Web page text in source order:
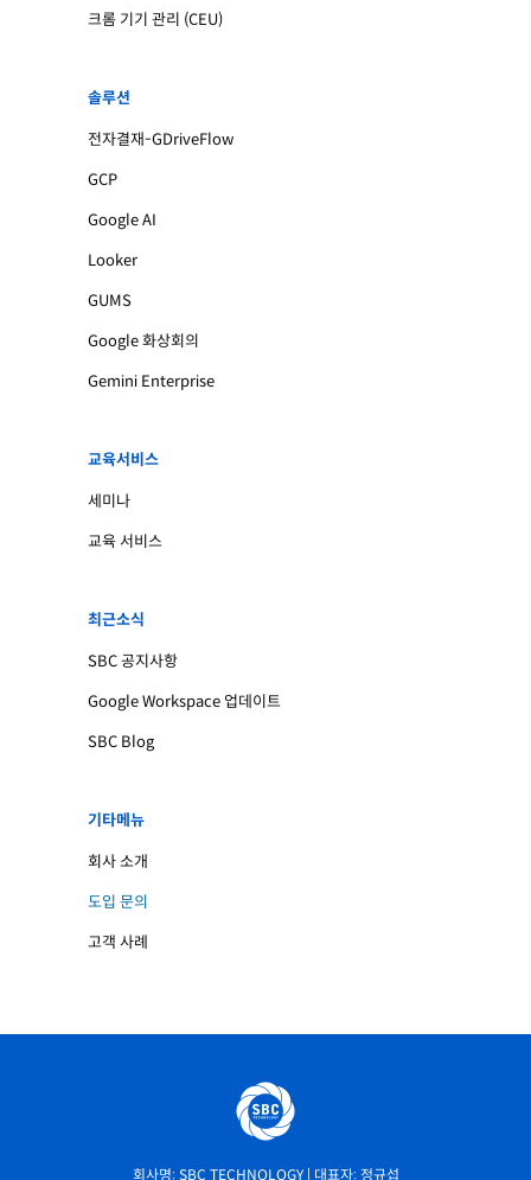
크롬 기기 관리 (CEU)
솔루션
전자결재-GDriveFlow
GCP
Google AI
Looker
GUMS
Google 화상회의
Gemini Enterprise
교육서비스
세미나
교육 서비스
최근소식
SBC 공지사항
Google Workspace 업데이트
SBC Blog
기타메뉴
회사 소개
도입 문의
고객 사례
회사명: SBC TECHNOLOGY | 대표자: 정규섭